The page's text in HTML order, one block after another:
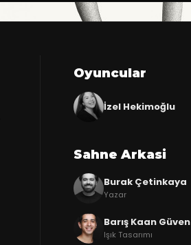
Oyuncular
İzel Hekimoğlu
Sahne Arkasi
Burak Çetinkaya
Yazar
Barış Kaan Güven
Işık Tasarımı